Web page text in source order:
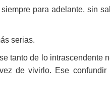
para adelante, sin
serias.
tanto de lo intrascendente
de vivirlo. Ese confundir